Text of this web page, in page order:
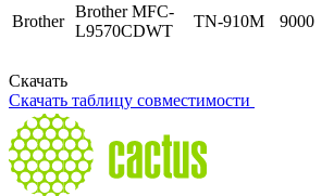
Brother
Brother MFC-
L9570CDWT
TN-910M 9000
Скачать
Скачать таблицу совместимости